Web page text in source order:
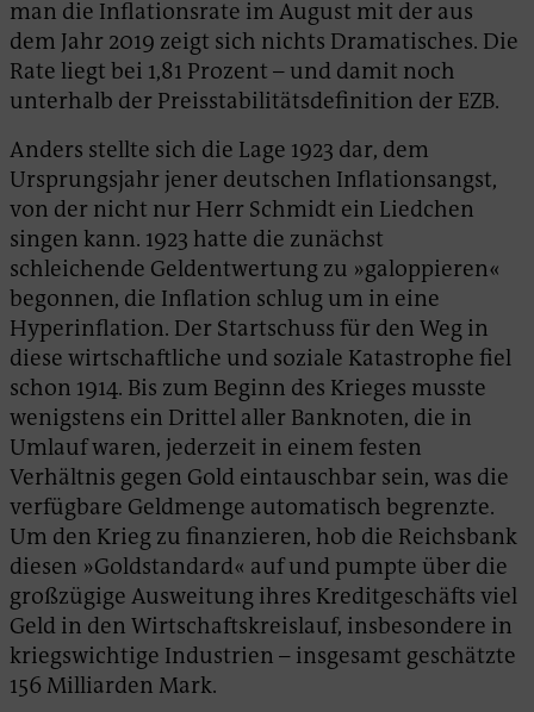
man die Inflationsrate im August mit der aus
dem Jahr 2019 zeigt sich nichts Dramatisches. Die
Rate liegt bei 1,81 Prozent – und damit noch
unterhalb der Preisstabilitätsdefinition der EZB.
Anders stellte sich die Lage 1923 dar, dem
Ursprungsjahr jener deutschen Inflationsangst,
von der nicht nur Herr Schmidt ein Liedchen
singen kann. 1923 hatte die zunächst
schleichende Geldentwertung zu »galoppieren«
begonnen, die Inflation schlug um in eine
Hyperinflation. Der Startschuss für den Weg in
diese wirtschaftliche und soziale Katastrophe fiel
schon 1914. Bis zum Beginn des Krieges musste
wenigstens ein Drittel aller Banknoten, die in
Umlauf waren, jederzeit in einem festen
Verhältnis gegen Gold eintauschbar sein, was die
verfügbare Geldmenge automatisch begrenzte.
Um den Krieg zu finanzieren, hob die Reichsbank
diesen »Goldstandard« auf und pumpte über die
großzügige Ausweitung ihres Kreditgeschäfts viel
Geld in den Wirtschaftskreislauf, insbesondere in
kriegswichtige Industrien – insgesamt geschätzte
156 Milliarden Mark.